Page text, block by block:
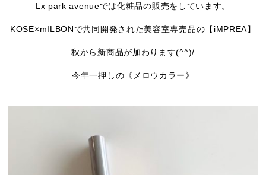
Lx park avenueでは化粧品の販売をしています。
KOSE×mILBONで共同開発された美容室専売品の【iMPREA】
秋から新商品が加わります(^^)/
今年一押しの《メロウカラー》